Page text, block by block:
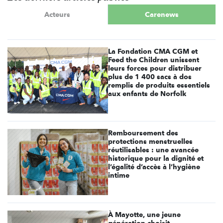
Acteurs Carenews
La Fondation CMA CGM et
Feed the Children unissent
leurs forces pour distribuer
plus de 1 400 sacs à dos
remplis de produits essentiels
aux enfants de Norfolk
Remboursement des
protections menstruelles
réutilisables : une avancée
historique pour la dignité et
l’égalité d’accès à l’hygiène
intime
À Mayotte, une jeune